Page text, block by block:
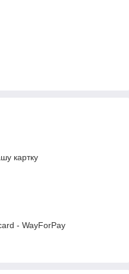
картку
- WayForPay